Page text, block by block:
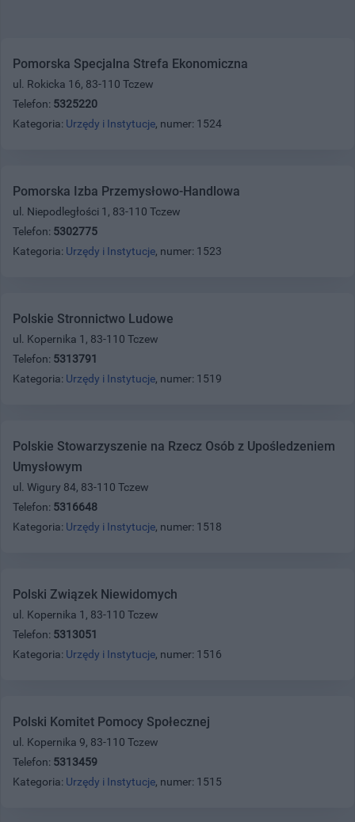
Pomorska Specjalna Strefa Ekonomiczna
ul. Rokicka 16, 83-110 Tczew
Telefon: 5325220
Kategoria: Urzędy i Instytucje, numer: 1524
Pomorska Izba Przemysłowo-Handlowa
ul. Niepodległości 1, 83-110 Tczew
Telefon: 5302775
Kategoria: Urzędy i Instytucje, numer: 1523
Polskie Stronnictwo Ludowe
ul. Kopernika 1, 83-110 Tczew
Telefon: 5313791
Kategoria: Urzędy i Instytucje, numer: 1519
Polskie Stowarzyszenie na Rzecz Osób z Upośledzeniem
Umysłowym
ul. Wigury 84, 83-110 Tczew
Telefon: 5316648
Kategoria: Urzędy i Instytucje, numer: 1518
Polski Związek Niewidomych
ul. Kopernika 1, 83-110 Tczew
Telefon: 5313051
Kategoria: Urzędy i Instytucje, numer: 1516
Polski Komitet Pomocy Społecznej
ul. Kopernika 9, 83-110 Tczew
Telefon: 5313459
Kategoria: Urzędy i Instytucje, numer: 1515